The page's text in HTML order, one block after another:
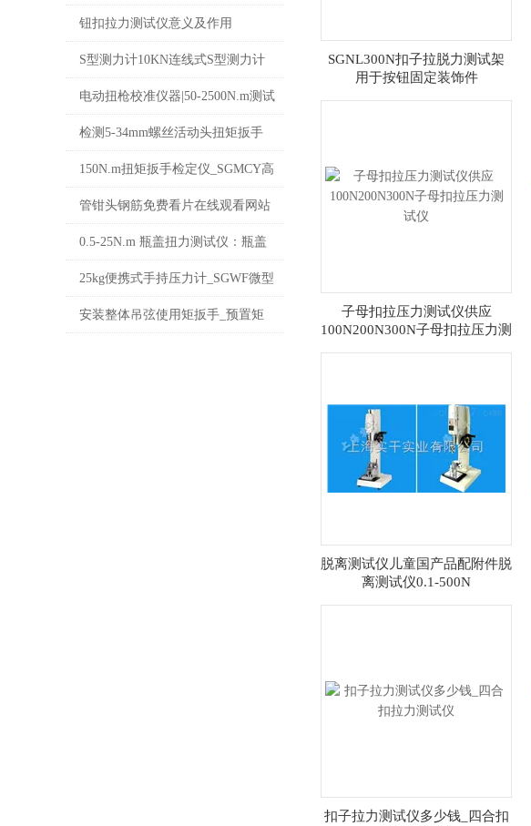
钮扣拉力测试仪意义及作用
S型测力计10KN连线式S型测力计
数显S型免费看片黄色网站厂家
电动扭枪校准仪器|50-2500N.m测试
电动扭枪扭矩校准仪
检测5-34mm螺丝活动头扭矩扳手
活动头数显扭矩扳手可换活口头
150N.m扭矩扳手检定仪_SGMCY高
精度手动免费看片在线观看网站校
准仪价格
管钳头钢筋免费看片在线观看网站
直螺纹套筒安装扭矩扳手 钢筋数字
力矩扳手厂家
0.5-25N.m 瓶盖扭力测试仪：瓶盖
质量的精准检测设备
25kg便携式手持压力计_SGWF微型
数显压力仪_连线式电子测力计价
安装整体吊弦使用矩扳手_预置矩
SGNL300N扣子拉脱力测试架
用于按钮固定装饰件
子母扣拉压力测试仪供应
100N200N300N子母扣拉压力测
脱离测试仪儿童国产品配附件脱
离测试仪0.1-500N
扣子拉力测试仪多少钱_四合扣